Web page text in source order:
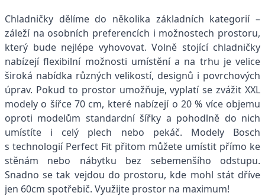
Chladničky dělíme do několika základních kategorií –
záleží na osobních preferencích i možnostech prostoru,
který bude nejlépe vyhovovat. Volně stojící chladničky
nabízejí flexibilní možnosti umístění a na trhu je velice
široká nabídka různých velikostí, designů i povrchových
úprav. Pokud to prostor umožňuje, vyplatí se zvážit XXL
modely o šířce 70 cm, které nabízejí o 20 % více objemu
oproti modelům standardní šířky a pohodlně do nich
umístíte i celý plech nebo pekáč. Modely Bosch
s technologií Perfect Fit přitom můžete umístit přímo ke
stěnám nebo nábytku bez sebemenšího odstupu.
Snadno se tak vejdou do prostoru, kde mohl stát dříve
jen 60cm spotřebič. Využijte prostor na maximum!